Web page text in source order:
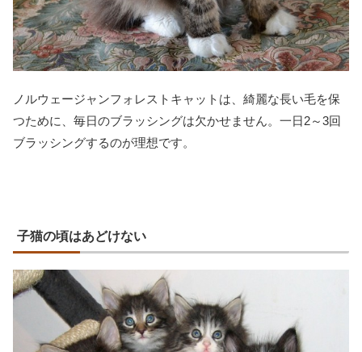
ノルウェージャンフォレストキャットは、綺麗な長い毛を保
つために、毎日のブラッシングは欠かせません。一日2～3回
ブラッシングするのが理想です。
子猫の頃はあどけない